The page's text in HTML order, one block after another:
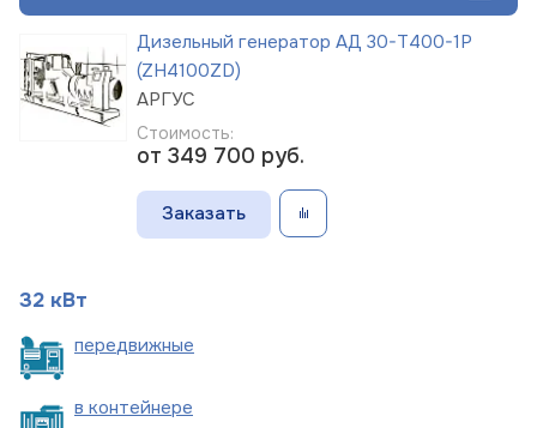
Дизельный генератор АД 30-Т400-1Р
(ZH4100ZD)
АРГУС
Стоимость:
от 349 700 руб.
Заказать
32 кВт
передвижные
в контейнере